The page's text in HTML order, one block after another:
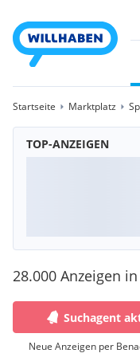
Startseite Marktplatz
TOP-ANZEIGEN
28.000 Anzeigen
Suchagent
Neue Anzeigen per